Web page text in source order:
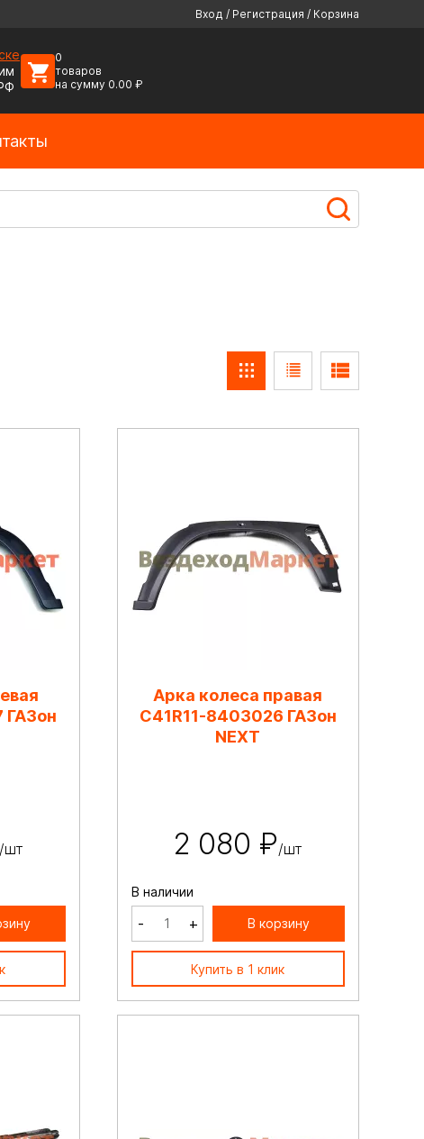
Вход / Регистрация / Корзина
0
товаров
на сумму 0.00 ₽
ГАЗон
/шт
Арка колеса правая
C41R11-8403026 ГАЗон
NEXT
2 080 ₽/шт
В наличии
- + В корзину
Купить в 1 клик